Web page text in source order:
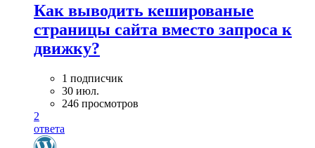
Как выводить кешированые
страницы сайта вместо запроса к
движку?
1 подписчик
30 июл.
246 просмотров
2
ответа